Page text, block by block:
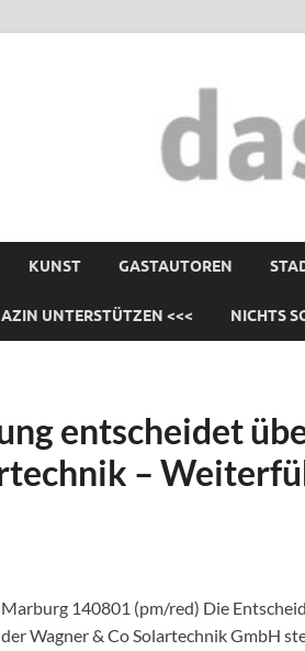
KUNST GASTAUTOREN
UNTERSTÜTZEN <<< NICHTS
entscheidet
–
Marburg 140801 (pm/red) Die
der Wagner & Co Solartechnik GmbH